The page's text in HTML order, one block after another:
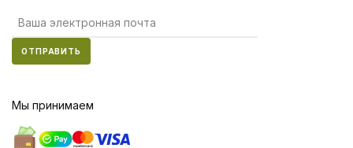
ОТПРАВИТЬ
Мы принимаем